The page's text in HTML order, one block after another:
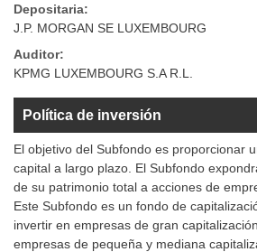
Depositaria:
J.P. MORGAN SE LUXEMBOURG
Auditor:
KPMG LUXEMBOURG S.A R.L.
Política de inversión
El objetivo del Subfondo es proporcionar
capital a largo plazo. El Subfondo
de su patrimonio total a acciones de
Este Subfondo es un fondo de
invertir en empresas de gran
empresas de pequeña y mediana